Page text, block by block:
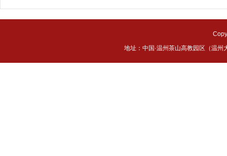
地址：中国·温州茶山高教园区（温